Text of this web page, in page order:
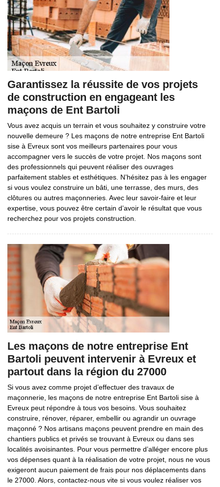
Garantissez la réussite de vos projets
de construction en engageant les
maçons de Ent Bartoli
Vous avez acquis un terrain et vous souhaitez y construire votre
nouvelle demeure ? Les maçons de notre entreprise Ent Bartoli
sise à Evreux sont vos meilleurs partenaires pour vous
accompagner vers le succès de votre projet. Nos maçons sont
des professionnels qui peuvent réaliser des ouvrages
parfaitement stables et esthétiques. N’hésitez pas à les engager
si vous voulez construire un bâti, une terrasse, des murs, des
clôtures ou autres maçonneries. Avec leur savoir-faire et leur
expertise, vous pouvez être certain d’avoir le résultat que vous
recherchez pour vos projets construction.
Les maçons de notre entreprise Ent
Bartoli peuvent intervenir à Evreux et
partout dans la région du 27000
Si vous avez comme projet d’effectuer des travaux de
maçonnerie, les maçons de notre entreprise Ent Bartoli sise à
Evreux peut répondre à tous vos besoins. Vous souhaitez
construire, rénover, réparer, embellir ou agrandir un ouvrage
maçonné ? Nos artisans maçons peuvent prendre en main des
chantiers publics et privés se trouvant à Evreux ou dans ses
localités avoisinantes. Pour vous permettre d’alléger encore plus
vos dépenses quant à la réalisation de votre projet, nous ne vous
exigeront aucun paiement de frais pour nos déplacements dans
le 27000. Alors, contactez-nous vite si vous voulez réaliser vos